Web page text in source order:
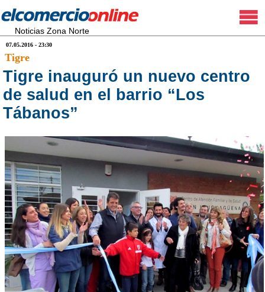
Noticias Zona Norte
07.05.2016 - 23:30
Tigre
Tigre inauguró un nuevo centro
de salud en el barrio “Los
Tábanos”